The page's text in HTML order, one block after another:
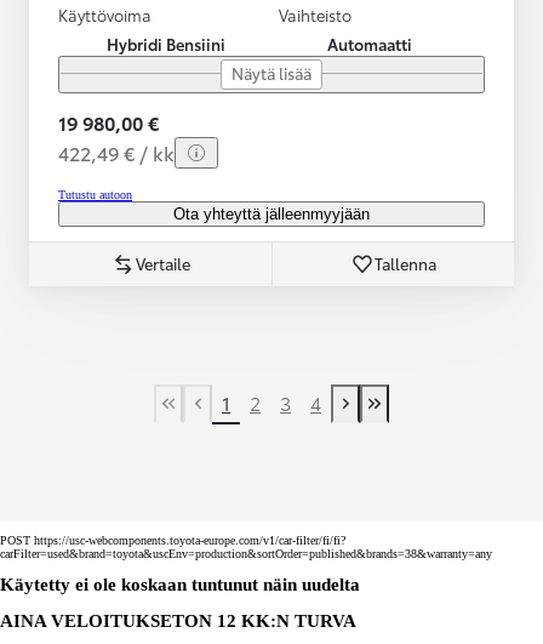
Käyttövoima
Hybridi Bensiini
Vaihteisto
Automaatti
Näytä lisää
19 980,00 €
422,49 € / kk
Tutustu autoon
Ota yhteyttä jälleenmyyjään
Vertaile Tallenna
First Page
Previous page
1 2 3 4
Next page
Last Page
POST https://usc-webcomponents.toyota-europe.com/v1/car-filter/fi/fi?
carFilter=used&brand=toyota&uscEnv=production&sortOrder=published&brands=38&warranty=any
Käytetty ei ole koskaan tuntunut näin uudelta
AINA VELOITUKSETON 12 KK:N TURVA